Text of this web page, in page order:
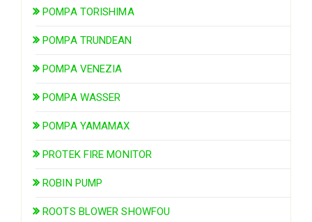
POMPA TORISHIMA
POMPA TRUNDEAN
POMPA VENEZIA
POMPA WASSER
POMPA YAMAMAX
PROTEK FIRE MONITOR
ROBIN PUMP
ROOTS BLOWER SHOWFOU